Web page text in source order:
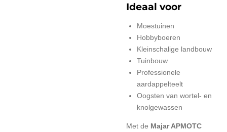
Ideaal voor
Moestuinen
Hobbyboeren
Kleinschalige landbouw
Tuinbouw
Professionele
aardappelteelt
Oogsten van wortel- en
knolgewassen
Met de Majar APMOTC